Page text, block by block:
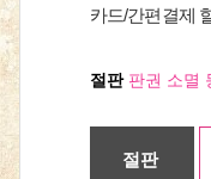
카드/간편결제
절판판권 소멸
절판